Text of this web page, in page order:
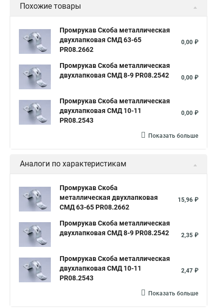
Похожие товары
Промрукав Скоба металлическая
двухлапковая СМД 63-65
PR08.2662
0,00 ₽
Промрукав Скоба металлическая
двухлапковая СМД 8-9 PR08.2542
0,00 ₽
Промрукав Скоба металлическая
двухлапковая СМД 10-11
PR08.2543
0,00 ₽
Показать больше
Аналоги по характеристикам
Промрукав Скоба
металлическая двухлапковая
СМД 63-65 PR08.2662
15,96 ₽
Промрукав Скоба металлическая
двухлапковая СМД 8-9 PR08.2542
2,35 ₽
Промрукав Скоба металлическая
двухлапковая СМД 10-11
PR08.2543
2,47 ₽
Показать больше